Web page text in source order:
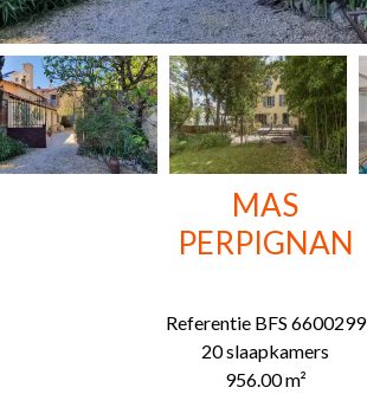
MAS
PERPIGNAN
ReferentieBFS 6600299
20 slaapkamers
956.00m²